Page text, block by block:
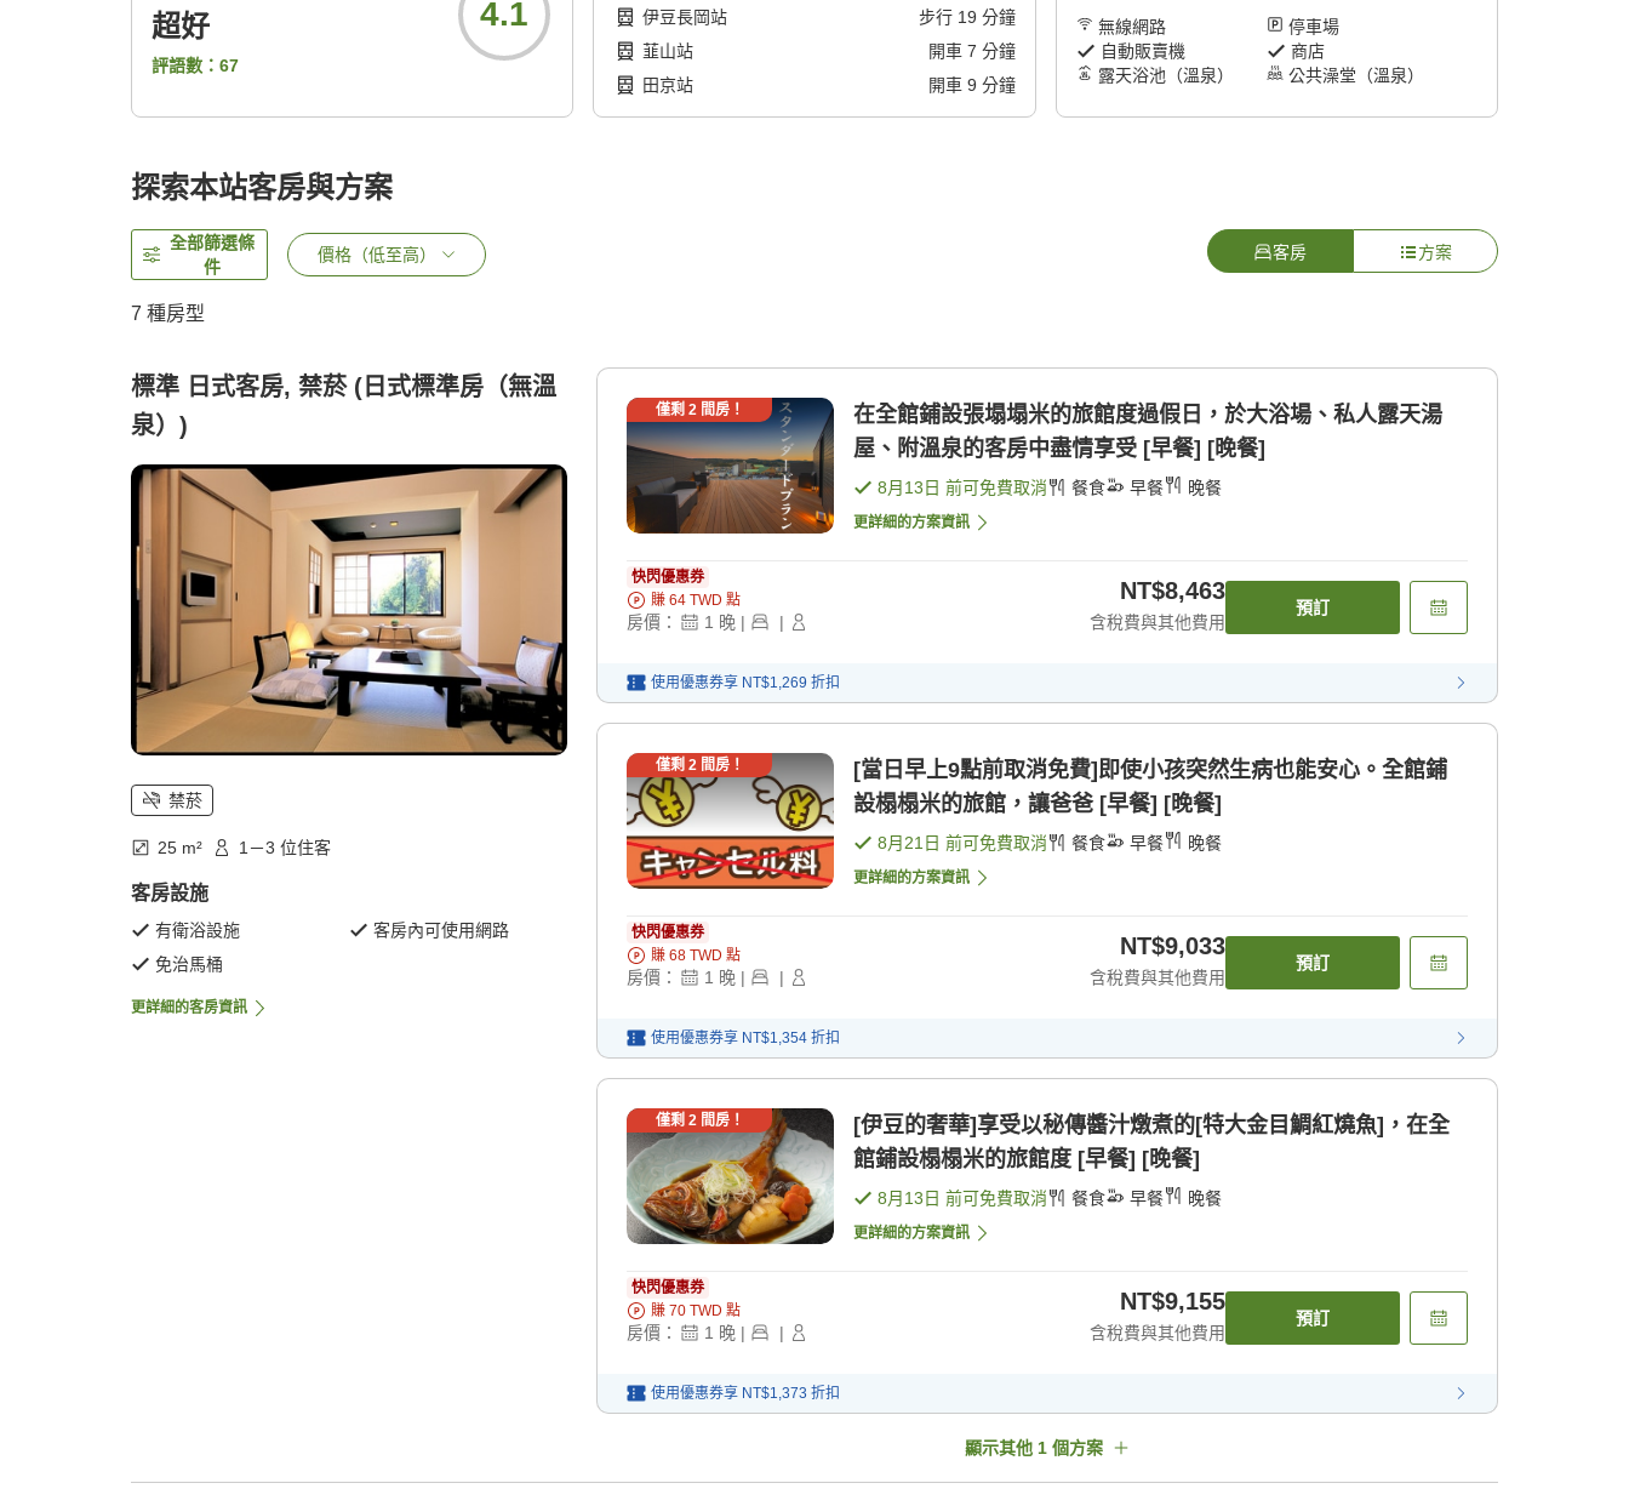
超好
評語數： 67
4.1 伊豆長岡站 步行 19 分鐘
韮山站
開車 7 分鐘
田京站
開車 9 分鐘
無線網路
停車場
自動販賣機
商店
露天浴池（溫泉）
公共澡堂（溫泉）
探索本站客房與方案
全部篩選條
件
價格（低至高） 客房 方案
7 種房型
標準 日式客房, 禁菸 (日式標準房（無溫
泉）)
禁菸
25 m² 1－3 位住客
客房設施
有衛浴設施
客房內可使用網路
免治馬桶
更詳細的客房資訊
僅剩 2間房！
在全館鋪設張塌塌米的旅館度過假日，於大浴場、私人露天湯
屋、附溫泉的客房中盡情享受 [早餐] [晚餐]
8月13日 前可免費取消 餐食 早餐 晚餐
更詳細的方案資訊
快閃優惠券
賺 64 TWD 點
房價： 1 晚 | |
NT$8,463
含稅費與其他費用
預訂
使用優惠券享 NT$1,269 折扣
僅剩 2間房！
[當日早上9點前取消免費]即使小孩突然生病也能安心。全館鋪
設榻榻米的旅館，讓爸爸 [早餐] [晚餐]
8月21日 前可免費取消 餐食 早餐 晚餐
更詳細的方案資訊
快閃優惠券
賺 68 TWD 點
房價： 1 晚 | |
NT$9,033
含稅費與其他費用
預訂
使用優惠券享 NT$1,354 折扣
僅剩 2間房！
[伊豆的奢華]享受以秘傳醬汁燉煮的[特大金目鯛紅燒魚]，在全
館鋪設榻榻米的旅館度 [早餐] [晚餐]
8月13日 前可免費取消 餐食 早餐 晚餐
更詳細的方案資訊
快閃優惠券
賺 70 TWD 點
房價： 1 晚 | |
NT$9,155
含稅費與其他費用
預訂
使用優惠券享 NT$1,373 折扣
顯示其他 1 個方案